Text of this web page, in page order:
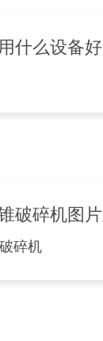
什么设备
破碎机图
碎机